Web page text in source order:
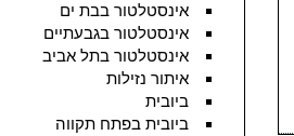
אינסטלטור בבת ים
אינסטלטור בגבעתיים
אינסטלטור בתל אביב
איתור נזילות
ביובית
ביובית בפתח תקווה